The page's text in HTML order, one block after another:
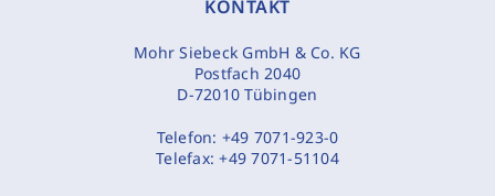
KONTAKT
Mohr Siebeck GmbH & Co. KG
Postfach 2040
D-72010 Tübingen
Telefon: +49 7071-923-0
Telefax:+49 7071-51104